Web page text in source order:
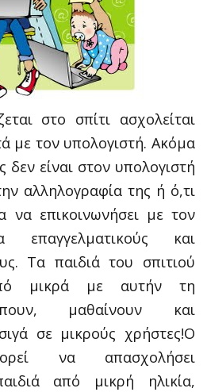
στο σπίτι ασχολείται
με τον υπολογιστή. Ακόμα
δεν είναι στον υπολογιστή
αλληλογραφία της ή ό,τι
να επικοινωνήσει με τον
και
Τα παιδιά του σπιτιού
από μικρά με αυτήν τη
μαθαίνουν και
σε μικρούς χρήστες!Ο
να απασχολήσει
από μικρή ηλικία,